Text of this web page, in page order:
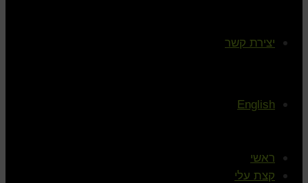
יצירת קשר
English
ראשי
קצת עלי